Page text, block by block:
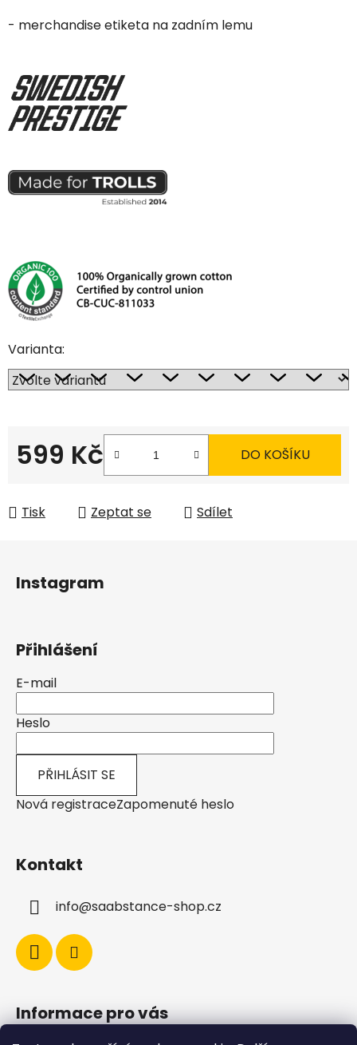
- merchandise etiketa na zadním lemu
Varianta:
599 Kč DO KOŠÍKU
Tisk Zeptat se Sdílet
Instagram
Přihlášení
E-mail
Heslo
PŘIHLÁSIT SE
Nová registraceZapomenuté heslo
Kontakt
info@saabstance-shop.cz
Informace pro vás